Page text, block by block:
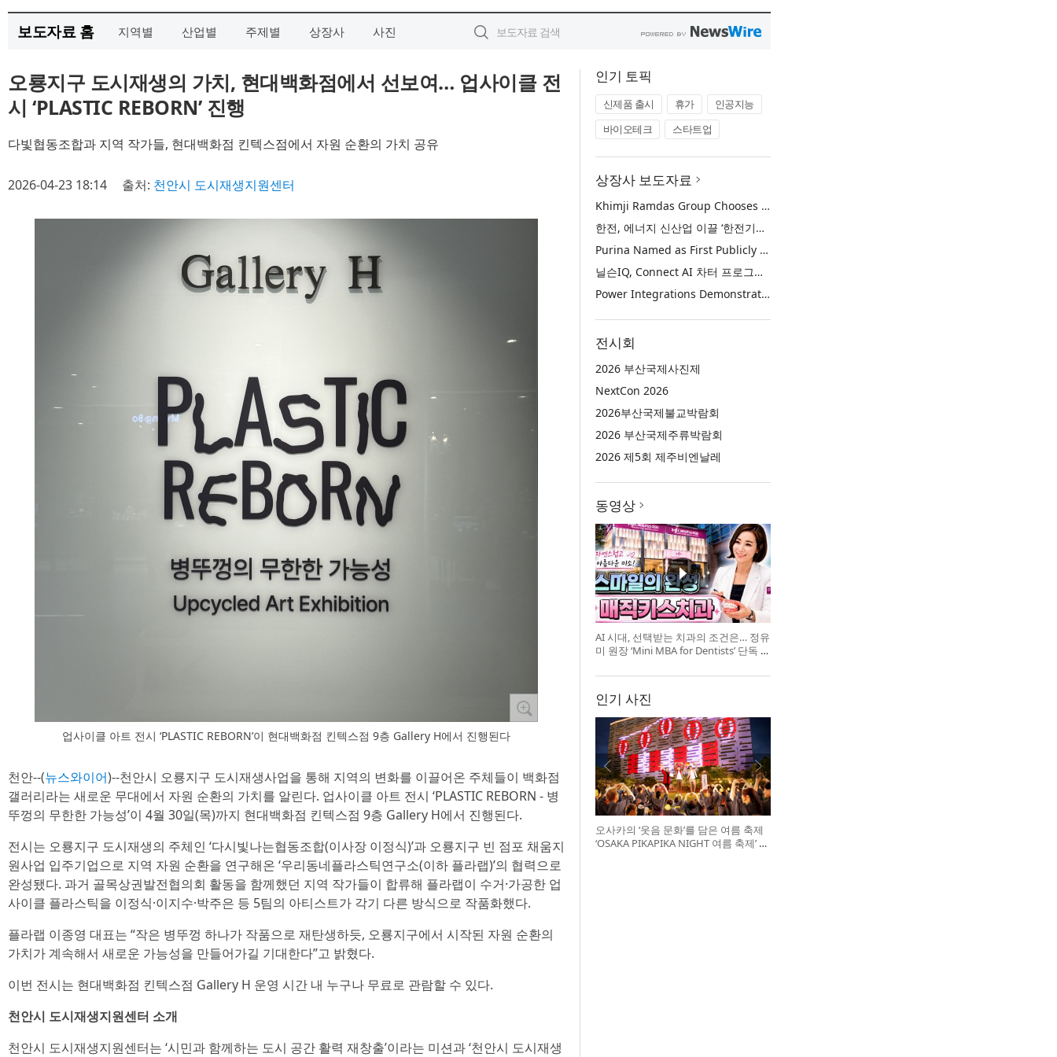
보도자료 홈 지역별 산업별 주제별 상장사 사진
오룡지구 도시재생의 가치, 현대백화점에서 선보여… 업사이클 전
시 ‘PLASTIC REBORN’ 진행
다빛협동조합과 지역 작가들, 현대백화점 킨텍스점에서 자원 순환의 가치 공유
2026-04-23 18:14 출처: 천안시 도시재생지원센터
업사이클 아트 전시 ‘PLASTIC REBORN’이 현대백화점 킨텍스점 9층 Gallery H에서 진행된다
천안--(뉴스와이어)--천안시 오룡지구 도시재생사업을 통해 지역의 변화를 이끌어온 주체들이 백화점
갤러리라는 새로운 무대에서 자원 순환의 가치를 알린다. 업사이클 아트 전시 ‘PLASTIC REBORN - 병
뚜껑의 무한한 가능성’이 4월 30일(목)까지 현대백화점 킨텍스점 9층 Gallery H에서 진행된다.
전시는 오룡지구 도시재생의 주체인 ‘다시빛나는협동조합(이사장 이정식)’과 오룡지구 빈 점포 채움지
원사업 입주기업으로 지역 자원 순환을 연구해온 ‘우리동네플라스틱연구소(이하 플라랩)’의 협력으로
완성됐다. 과거 골목상권발전협의회 활동을 함께했던 지역 작가들이 합류해 플라랩이 수거·가공한 업
사이클 플라스틱을 이정식·이지수·박주은 등 5팀의 아티스트가 각기 다른 방식으로 작품화했다.
플라랩 이종영 대표는 “작은 병뚜껑 하나가 작품으로 재탄생하듯, 오룡지구에서 시작된 자원 순환의
가치가 계속해서 새로운 가능성을 만들어가길 기대한다”고 밝혔다.
이번 전시는 현대백화점 킨텍스점 Gallery H 운영 시간 내 누구나 무료로 관람할 수 있다.
천안시 도시재생지원센터 소개
천안시 도시재생지원센터는 ‘시민과 함께하는 도시 공간 활력 재창출’이라는 미션과 ‘천안시 도시재생
인기 토픽
신제품 출시 휴가
인공지능
바이오테크
스타트업
상장사 보도자료
Khimji Ramdas Group Chooses Rimini Street to Reduce SAP Support Costs, Protect 700+ Customizations and Reinvest Savings in Innovation
한전, 에너지 신산업 이끌 ‘한전기술지주’ 공식 출범
Purina Named as First Publicly Announced NIQ ConnectAI Charter Client
닐슨IQ, Connect AI 차터 프로그램 최초 고객사 ‘퓨리나’ 선정
Power Integrations Demonstrates World’s First 2200 V GaN Technology for Next-Era High-Voltage Power Systems
전시회
2026 부산국제사진제
NextCon 2026
2026부산국제불교박람회
2026 부산국제주류박람회
2026 제5회 제주비엔날레
동영상
AI 시대, 선택받는 치과의 조건은… 정유
미 원장 ‘Mini MBA for Dentists’ 단독 특
인기 사진
오사카의 ‘웃음 문화’를 담은 여름 축제
‘OSAKA PIKAPIKA NIGHT 여름 축제’ 개